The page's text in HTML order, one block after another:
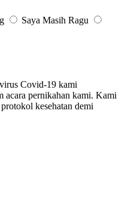
Saya Masih Ragu
Covid-19 kami
acara pernikahan kami. Kami
kesehatan demi